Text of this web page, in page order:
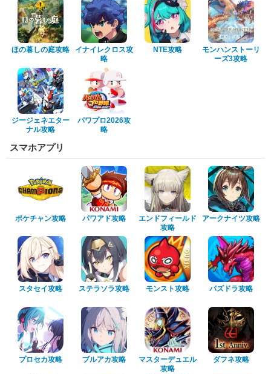
ほの暮しの庭攻略
イナイレクロス攻
略
NTE攻略
モンハンストーリ
ーズ3攻略
ジージェネエター
ナル攻略
パワプロ2026攻
略
スマホアプリ
ポケチャン攻略 パワアド攻略
エンドフィールド
攻略
アークナイツ攻略
スタセイ攻略 ステラソラ攻略 モンスト攻略 パズドラ攻略
プロセカ攻略 ブルアカ攻略
マスターデュエル
攻略
ダフネ攻略